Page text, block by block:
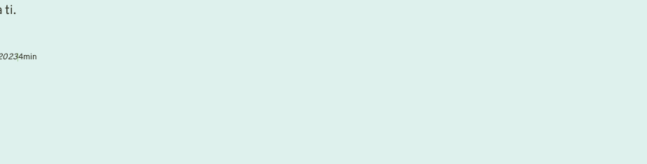
ti.
4min